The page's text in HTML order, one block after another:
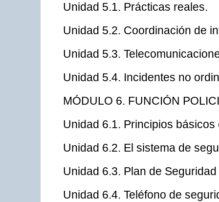
Unidad 5.1. Prácticas reales.
Unidad 5.2. Coordinación de
Unidad 5.3.
Unidad 5.4. Incidentes no
MÓDULO 6. FUNCIÓN
Unidad 6.1. Principios
Unidad 6.2. El sistema de
Unidad 6.3. Plan de
Unidad 6.4. Teléfono de